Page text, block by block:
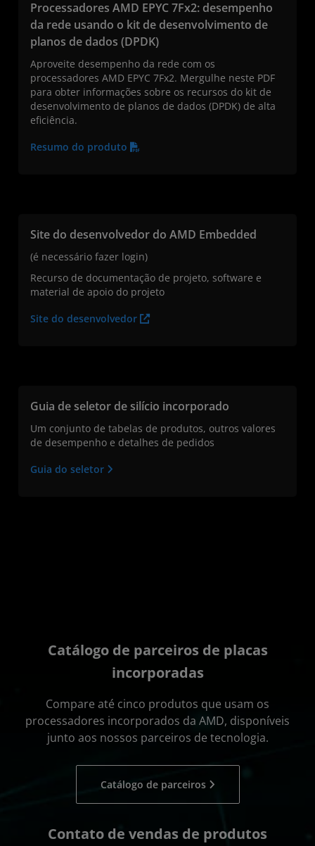
Processadores AMD EPYC 7Fx2: desempenho
da rede usando o kit de desenvolvimento de
planos de dados (DPDK)
Aproveite desempenho da rede com os
processadores AMD EPYC 7Fx2. Mergulhe neste PDF
para obter informações sobre os recursos do kit de
desenvolvimento de planos de dados (DPDK) de alta
eficiência.
Resumo do produto
Site do desenvolvedor do AMD Embedded
(é necessário fazer login)
Recurso de documentação de projeto, software e
material de apoio do projeto
Site do desenvolvedor
Guia de seletor de silício incorporado
Um conjunto de tabelas de produtos, outros valores
de desempenho e detalhes de pedidos
Guia do seletor
Catálogo de parceiros de placas
incorporadas
Compare até cinco produtos que usam os
processadores incorporados da AMD, disponíveis
junto aos nossos parceiros de tecnologia.
Catálogo de parceiros
Contato de vendas de produtos